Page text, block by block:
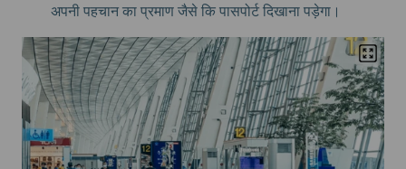
अपनी पहचान का प्रमाण जैसे कि पासपोर्ट दिखाना पड़ेगा।